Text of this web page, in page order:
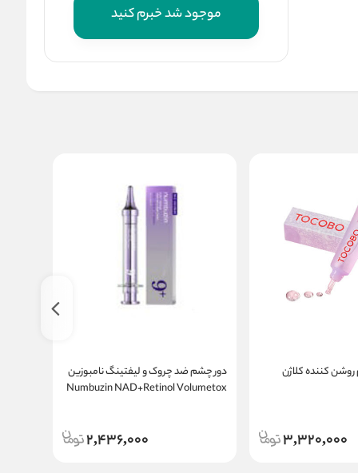
موجود شد خبرم کنید
کننده کلاژن
3,320,000
دور چشم ضد چروک و لیفتینگ نامبوزین
Numbuzin NAD+Retinol Volumetox
2,436,000